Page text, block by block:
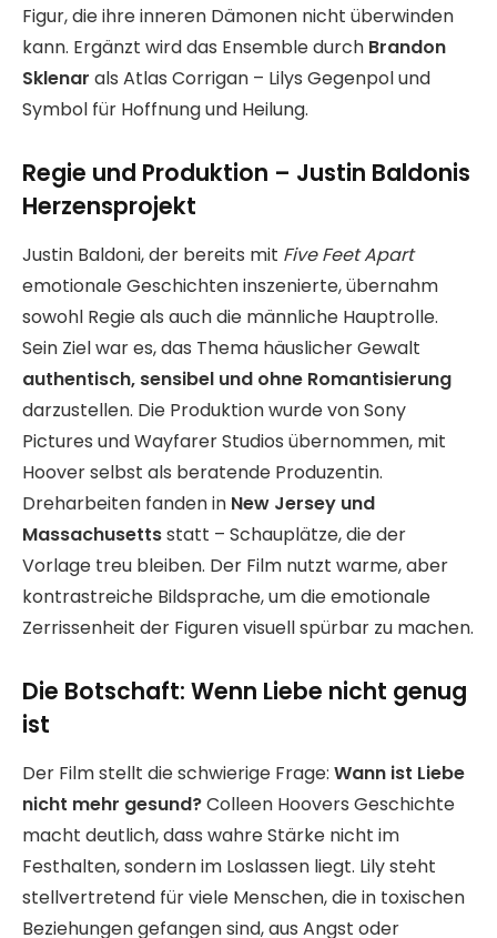
Figur, die ihre inneren Dämonen nicht überwinden
kann. Ergänzt wird das Ensemble durch Brandon
Sklenar als Atlas Corrigan – Lilys Gegenpol und
Symbol für Hoffnung und Heilung.
Regie und Produktion – Justin Baldonis
Herzensprojekt
Justin Baldoni, der bereits mit Five Feet Apart
emotionale Geschichten inszenierte, übernahm
sowohl Regie als auch die männliche Hauptrolle.
Sein Ziel war es, das Thema häuslicher Gewalt
authentisch, sensibel und ohne Romantisierung
darzustellen. Die Produktion wurde von Sony
Pictures und Wayfarer Studios übernommen, mit
Hoover selbst als beratende Produzentin.
Dreharbeiten fanden in New Jersey und
Massachusettsstatt – Schauplätze, die der
Vorlage treu bleiben. Der Film nutzt warme, aber
kontrastreiche Bildsprache, um die emotionale
Zerrissenheit der Figuren visuell spürbar zu machen.
Die Botschaft: Wenn Liebe nicht genug
ist
Der Film stellt die schwierige Frage: Wann ist Liebe
nicht mehr gesund?Colleen Hoovers Geschichte
macht deutlich, dass wahre Stärke nicht im
Festhalten, sondern im Loslassen liegt. Lily steht
stellvertretend für viele Menschen, die in toxischen
Beziehungen gefangen sind, aus Angst oder